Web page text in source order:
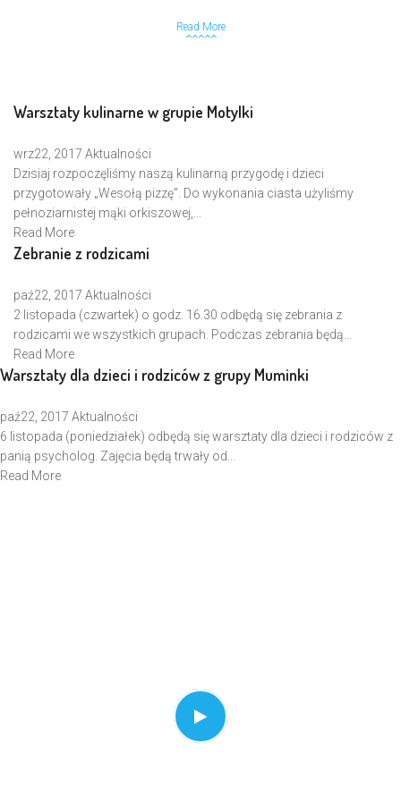
Read More
Warsztaty kulinarne w grupie Motylki
wrz22, 2017 Aktualności
Dzisiaj rozpoczęliśmy naszą kulinarną przygodę i dzieci
przygotowały „Wesołą pizzę”. Do wykonania ciasta użyliśmy
pełnoziarnistej mąki orkiszowej,...
Read More
Zebranie z rodzicami
paź22, 2017 Aktualności
2 listopada (czwartek) o godz. 16.30 odbędą się zebrania z
rodzicami we wszystkich grupach. Podczas zebrania będą...
Read More
Warsztaty dla dzieci i rodziców z grupy Muminki
paź22, 2017 Aktualności
6 listopada (poniedziałek) odbędą się warsztaty dla dzieci i rodziców z
panią psycholog. Zajęcia będą trwały od...
Read More